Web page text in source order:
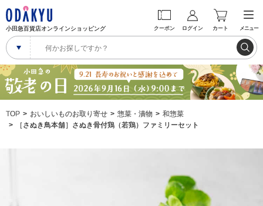
小田急百貨店オンラインショッピング クーポン ログイン カート メニュー
TOP おいしいものお取り寄せ 惣菜・漬物
和惣菜
［さぬき鳥本舗］さぬき骨付鶏（若鶏）ファミリーセット